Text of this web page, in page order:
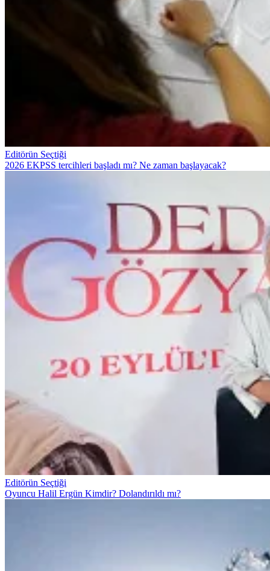
Editörün Seçtiği
2026 EKPSS tercihleri başladı mı? Ne zaman başlayacak?
Editörün Seçtiği
Oyuncu Halil Ergün Kimdir? Dolandırıldı mı?